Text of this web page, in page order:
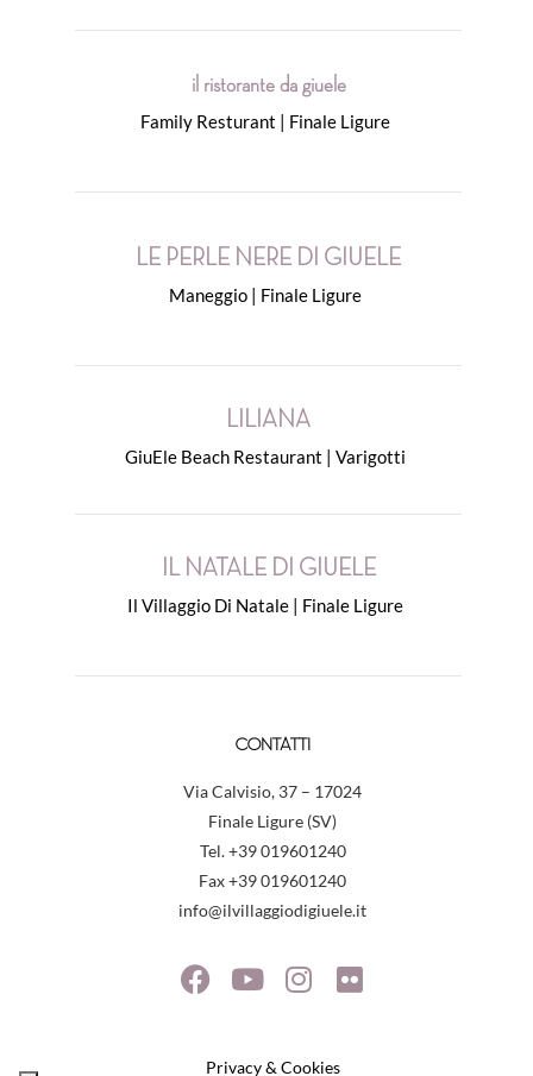
il ristorante da giuele
Family Resturant | Finale Ligure
LE PERLE NERE DI GIUELE
Maneggio | Finale Ligure
LILIANA
GiuEle Beach Restaurant | Varigotti
IL NATALE DI GIUELE
Il Villaggio Di Natale | Finale Ligure
CONTATTI
Via Calvisio, 37 – 17024
Finale Ligure (SV)
Tel. +39 019601240
Fax +39 019601240
info@ilvillaggiodigiuele.it
Privacy & Cookies